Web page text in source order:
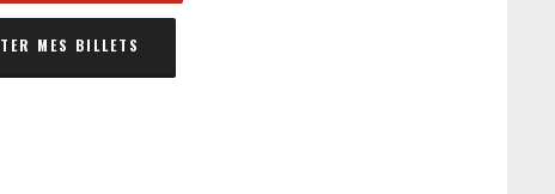
MES BILLETS